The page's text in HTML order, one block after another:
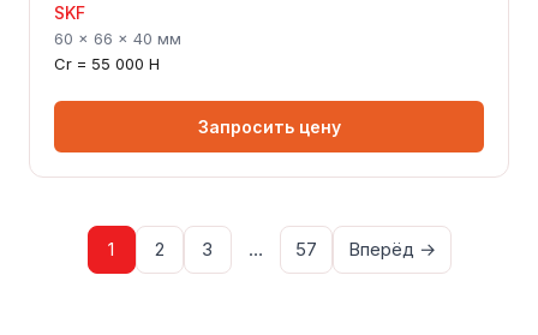
SKF
60 × 66 × 40 мм
Cr = 55 000 Н
Запросить цену
1 2 3 … 57 Вперёд →